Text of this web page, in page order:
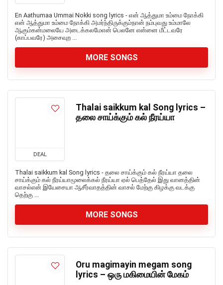
En Aathumaa Ummai Nokki song lyrics - என் ஆத்துமா உம்மை நோக்கி
என் ஆத்துமா உம்மை நோக்கி அமர்ந்திருக்கும்நான் நம்புவது உம்மாலே
ஆகும்கன்மலையே அடைக்கலமேஎன் பெலனே என்னை மீட்டவரே
(காப்பவரே) அசைவுற ...
MORE SONGS
DEAL
Thalai saikkum kal Song lyrics –
தலை சாய்க்கும் கல் நீரய்யா
Thalai saikkum kal Song lyrics - தலை சாய்க்கும் கல் நீரய்யா தலை
சாய்க்கும் கல் நீரய்யாமூலைக்கல் நீரய்யா ஏல் பெத்தேல் இது வானத்தின்
வாசல்என் இயேசையா ஆசீர்வாதத்தின் வாசல் மேற்கு கிழக்கு வடக்கு
தெற்கு ...
MORE SONGS
Oru magimayin megam song
lyrics – ஒரு மகிமையின் மேகம்